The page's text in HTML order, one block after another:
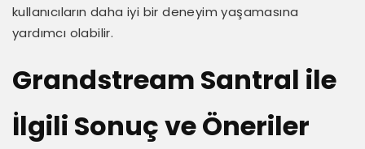
kullanıcıların daha iyi bir deneyim yaşamasına
yardımcı olabilir.
Grandstream Santral ile
İlgili Sonuç ve Öneriler